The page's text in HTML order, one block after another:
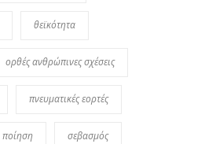
θεϊκότητα
ορθές ανθρώπινες σχέσεις
πνευματικές εορτές
ποίηση σεβασμός